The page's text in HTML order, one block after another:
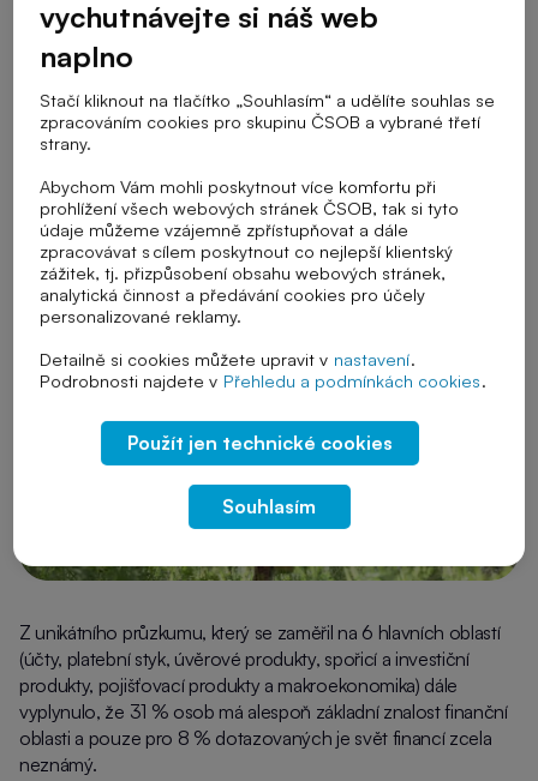
oblasti makroekonomiky a pojištění. Více než pětina Čechů je
vysoce finančně gramotná. Vyplývá to z rozsáhlého
výzkumnou agenturou STEM/MARK realizovala ČSOB.
Z unikátního průzkumu, který se zaměřil na 6 hlavních oblastí
(účty, platební styk, úvěrové produkty, spořicí a investiční
produkty, pojišťovací produkty a makroekonomika) dále
vyplynulo, že 31 % osob má alespoň základní znalost finanční
oblasti a pouze pro 8 % dotazovaných je svět financí zcela
neznámý.
vychutnávejte si náš web
naplno
Stačí kliknout na tlačítko „Souhlasím“ a udělíte souhlas se
zpracováním cookies pro skupinu ČSOB a vybrané třetí
strany.
Abychom Vám mohli poskytnout více komfortu při
prohlížení všech webových stránek ČSOB, tak si tyto
údaje můžeme vzájemně zpřístupňovat a dále
zpracovávat s cílem poskytnout co nejlepší klientský
zážitek, tj. přizpůsobení obsahu webových stránek,
analytická činnost a předávání cookies pro účely
personalizované reklamy.
Detailně si cookies můžete upravit v nastavení
Podrobnosti najdete v Přehledu a podmínkách cookies
Použít jen technické cookies
Souhlasím